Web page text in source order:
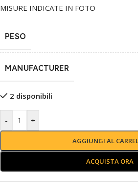
MISURE INDICATE IN FOTO
PESO
MANUFACTURER
2 disponibili
- +
AGGIUNGI AL
ACQUISTA ORA